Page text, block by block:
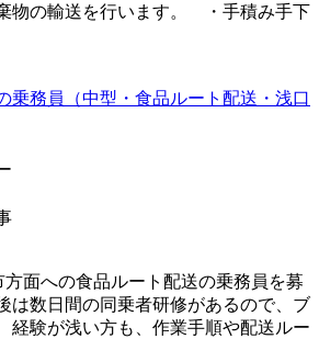
物の輸送を行います。 ・手積み手下
務員（中型・食品ルート配送・浅口
面への食品ルート配送の乗務員を募
数日間の同乗者研修があるので、ブ
験が浅い方も、作業手順や配送ルー